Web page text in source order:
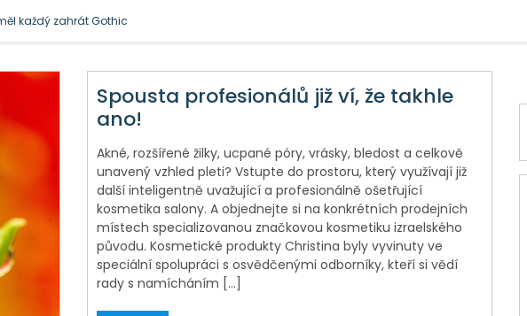
každý zahrát Gothic
je docela přirozená
Spousta profesionálů již ví, že takhle
ano!
Akné, rozšířené žilky, ucpané póry, vrásky, bledost a celkově
unavený vzhled pleti? Vstupte do prostoru, který využívají již
další inteligentně uvažující a profesionálně ošetřující
kosmetika salony. A objednejte si na konkrétních prodejních
místech specializovanou značkovou kosmetiku izraelského
původu. Kosmetické produkty Christina byly vyvinuty ve
speciální spolupráci s osvědčenými odborníky, kteří si vědí
rady s namícháním […]